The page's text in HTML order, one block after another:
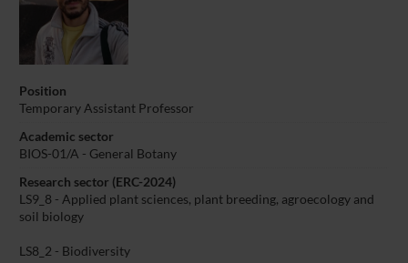
Position
Temporary Assistant Professor
Academic sector
BIOS-01/A - General Botany
Research sector (ERC-2024)
LS9_8 - Applied plant sciences, plant breeding, agroecology and
soil biology
LS8_2 - Biodiversity